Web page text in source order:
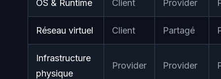
OS & Runtime Client Provider
Réseau virtuel Client Partagé
Infrastructure
physique
Provider Provider